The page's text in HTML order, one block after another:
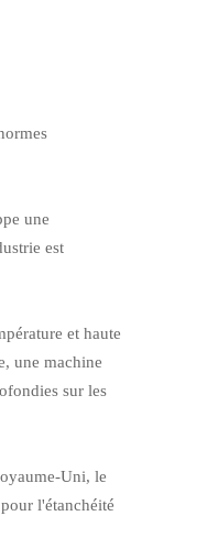
une
est
et haute
une machine
sur les
Uni, le
l'étanchéité